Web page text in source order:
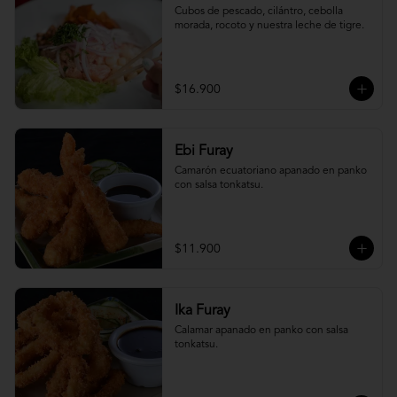
Cubos de pescado, cilántro, cebolla
morada, rocoto y nuestra leche de tigre.
$16.900
Ebi Furay
Camarón ecuatoriano apanado en panko
con salsa tonkatsu.
$11.900
Ika Furay
Calamar apanado en panko con salsa
tonkatsu.